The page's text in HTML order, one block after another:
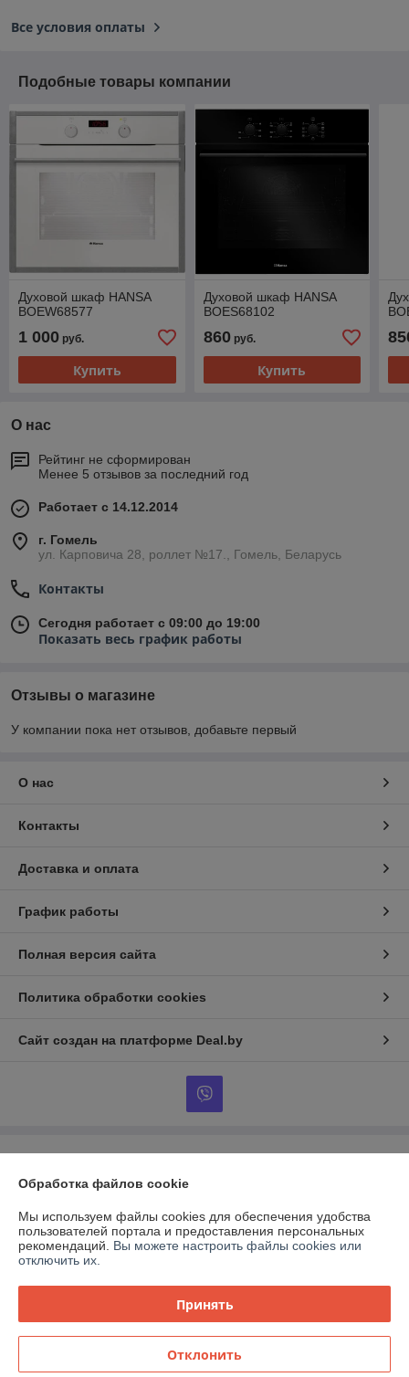
Все условия оплаты
Подобные товары компании
Духовой шкаф HANSA
BOEW68577
1 000 руб.
Купить
Духовой шкаф HANSA
BOES68102
860руб.
Купить
О нас
Рейтинг не сформирован
Менее 5 отзывов за последний год
Работает с 14.12.2014
г. Гомель
ул. Карповича 28, роллет №17., Гомель, Беларусь
Контакты
Сегодня работает с 09:00 до 19:00
Показать весь график работы
Отзывы о магазине
У компании пока нет отзывов, добавьте первый
О нас
Контакты
Доставка и оплата
График работы
Полная версия сайта
Политика обработки cookies
Сайт создан на платформе Deal.by
Индивидуальный предприниматель:
Регистрационный номер ЕГР: 491143149
УНП: 491143149
Регистрационный орган: Администрация Советского района.
Дата регистрации компании: 03.12.2014
Местонахождение книги жалоб и предложений: ул. Карповича 28,
Обработка файлов cookie
Мы используем файлы cookies для обеспечения удобства
пользователей портала и предоставления персональных
рекомендаций. Вы можете настроить файлы cookies или
отключить их.
Принять
Отклонить